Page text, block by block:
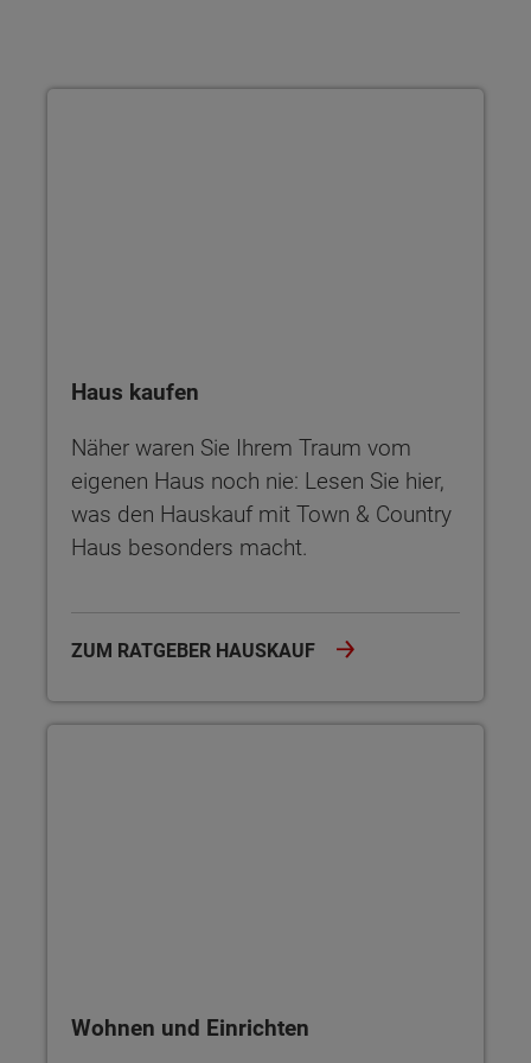
Haus kaufen
Näher waren Sie Ihrem Traum vom
eigenen Haus noch nie: Lesen Sie hier,
was den Hauskauf mit Town & Country
Haus besonders macht.
ZUM RATGEBER HAUSKAUF
Wohnen und Einrichten